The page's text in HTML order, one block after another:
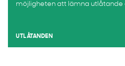
möjligheten att lämna utlåtande
UTLÅTANDEN